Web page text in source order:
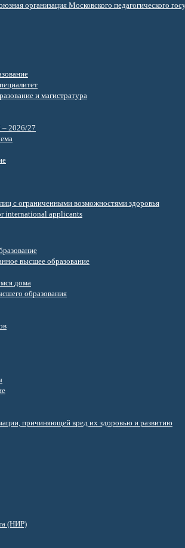
организация Московского педагогического
и магистратура
– 2026/27
с ограниченными возможностями здоровья
international applicants
высшее образование
дома
образования
причиняющей вред их здоровью и развитию
(НИР)